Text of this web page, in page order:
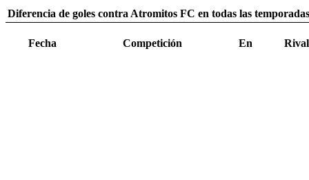
Diferencia de goles contra Atromitos FC en todas las
Fecha Competición En Rival